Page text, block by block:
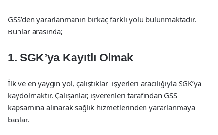
GSS’den yararlanmanın birkaç farklı yolu bulunmaktadır.
Bunlar arasında;
1. SGK’ya Kayıtlı Olmak
İlk ve en yaygın yol, çalıştıkları işyerleri aracılığıyla SGK’ya
kaydolmaktır. Çalışanlar, işverenleri tarafından GSS
kapsamına alınarak sağlık hizmetlerinden yararlanmaya
başlar.